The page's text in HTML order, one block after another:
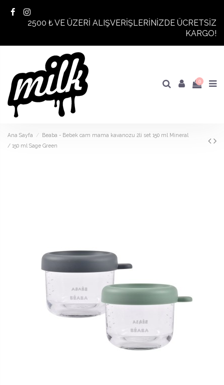
2500 ₺ VE ÜZERİ ALIŞVERİŞLERİNİZDE ÜCRETSİZ
KARGO!
0
Ana Sayfa
Beaba - Bebek cam mama kavanozu 2li set 150 ml Mineral
/ 150 ml Sage Green